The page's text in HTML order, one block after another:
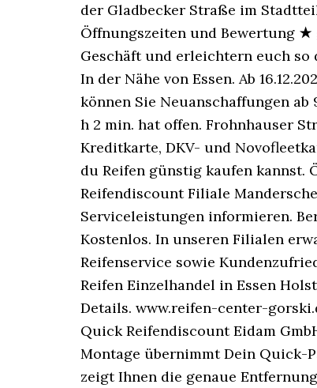
der Gladbecker Straße im
Öffnungszeiten und Bewertung ★
Geschäft und erleichtern euch so
In der Nähe von Essen. Ab
können Sie Neuanschaffungen
h 2 min. hat offen. Frohnhauser
Kreditkarte, DKV- und
du Reifen günstig kaufen kannst.
Reifendiscount Filiale
Serviceleistungen informieren.
Kostenlos. In unseren Filialen
Reifenservice sowie
Reifen Einzelhandel in Essen
Details. www.reifen-center-
Quick Reifendiscount Eidam
Montage übernimmt Dein Quick-
zeigt Ihnen die genaue